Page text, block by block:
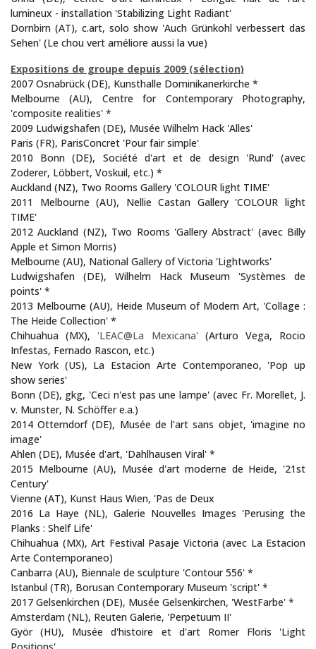
lumineux - installation 'Stabilizing Light Radiant'
Dornbirn (AT), c.art, solo show 'Auch Grünkohl verbessert das
Sehen' (Le chou vert améliore aussi la vue)
Expositions de groupe depuis 2009 (sélection)
2007 Osnabrück (DE), Kunsthalle Dominikanerkirche *
Melbourne (AU), Centre for Contemporary Photography,
'composite realities' *
2009 Ludwigshafen (DE), Musée Wilhelm Hack 'Alles'
Paris (FR), ParisConcret 'Pour fair simple'
2010 Bonn (DE), Société d'art et de design 'Rund' (avec
Zoderer, Löbbert, Voskuil, etc.) *
Auckland (NZ), Two Rooms Gallery 'COLOUR light TIME'
2011 Melbourne (AU), Nellie Castan Gallery 'COLOUR light
TIME'
2012 Auckland (NZ), Two Rooms 'Gallery Abstract' (avec Billy
Apple et Simon Morris)
Melbourne (AU), National Gallery of Victoria 'Lightworks'
Ludwigshafen (DE), Wilhelm Hack Museum 'Systèmes de
points' *
2013 Melbourne (AU), Heide Museum of Modern Art, 'Collage :
The Heide Collection' *
Chihuahua (MX), 'LEAC@La Mexicana'(Arturo Vega, Rocio
Infestas, Fernado Rascon, etc.)
New York (US), La Estacion Arte Contemporaneo, 'Pop up
show series'
Bonn (DE), gkg, 'Ceci n'est pas une lampe' (avec Fr. Morellet, J.
v. Munster, N. Schöffer e.a.)
2014 Otterndorf (DE), Musée de l'art sans objet, 'imagine no
image'
Ahlen (DE), Musée d'art, 'Dahlhausen Viral' *
2015 Melbourne (AU), Musée d'art moderne de Heide, '21st
Century'
Vienne (AT), Kunst Haus Wien, 'Pas de Deux
2016 La Haye (NL), Galerie Nouvelles Images 'Perusing the
Planks : Shelf Life'
Chihuahua (MX), Art Festival Pasaje Victoria (avec La Estacion
Arte Contemporaneo)
Canbarra (AU), Biennale de sculpture 'Contour 556' *
Istanbul (TR), Borusan Contemporary Museum 'script' *
2017 Gelsenkirchen (DE), Musée Gelsenkirchen, 'WestFarbe' *
Amsterdam (NL), Reuten Galerie, 'Perpetuum II'
Györ (HU), Musée d'histoire et d'art Romer Floris 'Light